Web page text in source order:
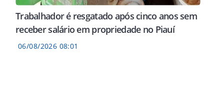
Trabalhador é resgatado após cinco anos sem
receber salário em propriedade no Piauí
06/08/2026 08:01